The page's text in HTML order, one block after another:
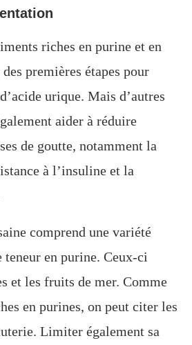
riches en purine et en
premières étapes pour
urique. Mais d’autres
aider à réduire
de goutte, notamment la
à l’insuline et la
comprend une variété
en purine. Ceux-ci
et les fruits de mer. Comme
en purines, on peut citer les
Limiter également sa